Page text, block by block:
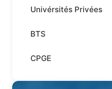
Univérsités Privées
BTS
CPGE